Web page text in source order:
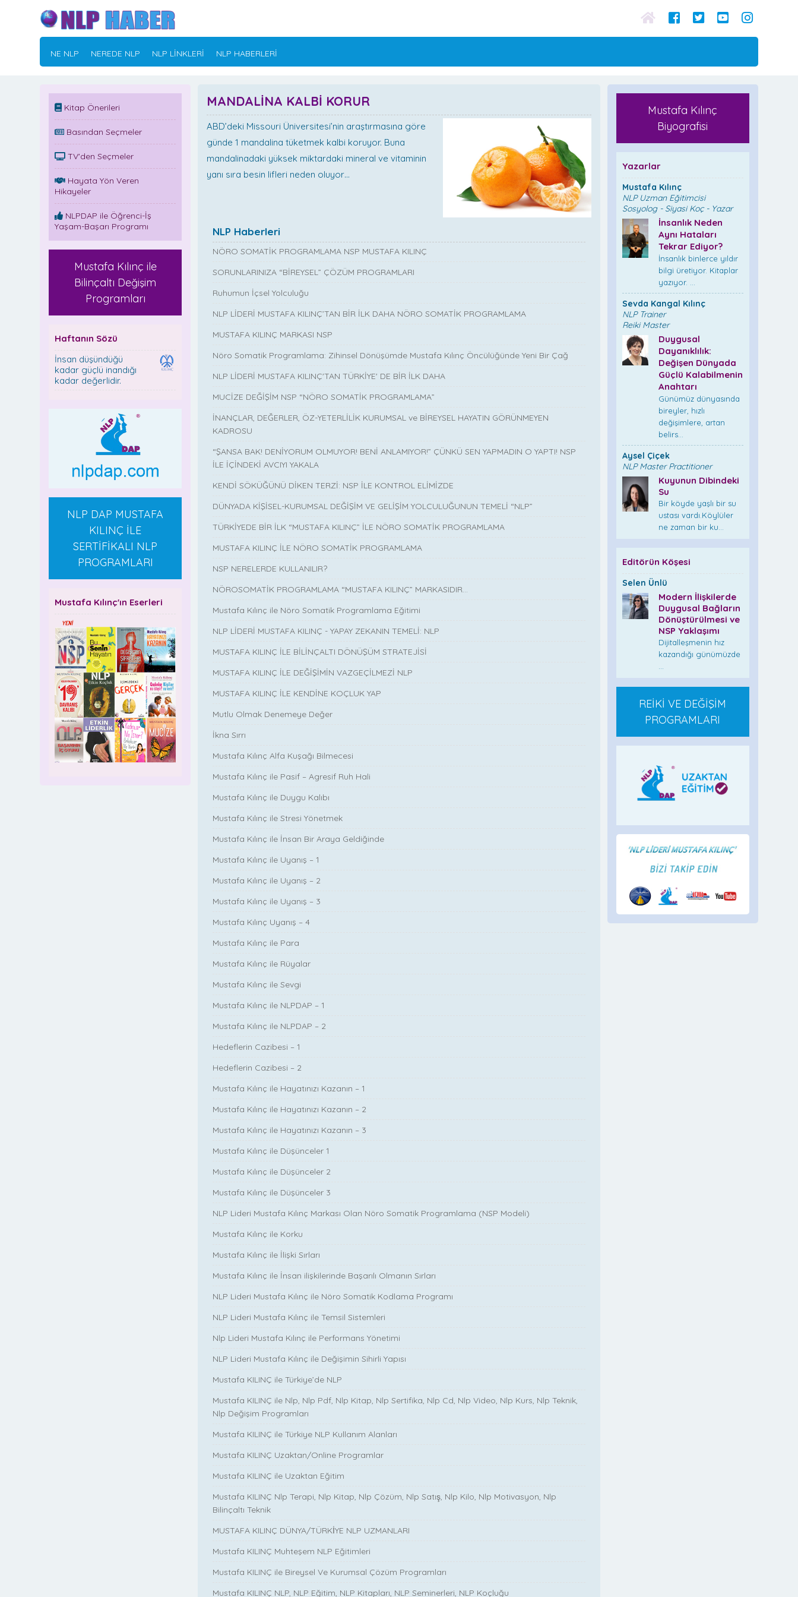
NE NLP NEREDE NLP NLP LİNKLERİ NLP HABERLERİ
Kitap Önerileri
Basından Seçmeler
TV'den Seçmeler
Hayata Yön Veren
Hikayeler
NLPDAP ile Öğrenci-İş
Yaşam-Başarı Programı
Mustafa Kılınç ile
Bilinçaltı Değişim
Programları
Haftanın Sözü
İnsan düşündüğü
kadar güçlü inandığı
kadar değerlidir.
NLP DAP MUSTAFA
KILINÇ İLE
SERTİFİKALI NLP
PROGRAMLARI
Mustafa Kılınç'ın Eserleri
MANDALİNA KALBİ KORUR
ABD’deki Missouri Üniversitesi’nin araştırmasına göre
günde 1 mandalina tüketmek kalbi koruyor. Buna
mandalinadaki yüksek miktardaki mineral ve vitaminin
yanı sıra besin lifleri neden oluyor…
NLP Haberleri
NÖRO SOMATİK PROGRAMLAMA NSP MUSTAFA KILINÇ
SORUNLARINIZA “BİREYSEL” ÇÖZÜM PROGRAMLARI
Ruhumun İçsel Yolculuğu
NLP LİDERİ MUSTAFA KILINÇ’TAN BİR İLK DAHA NÖRO SOMATİK PROGRAMLAMA
MUSTAFA KILINÇ MARKASI NSP
Nöro Somatik Programlama: Zihinsel Dönüşümde Mustafa Kılınç Öncülüğünde Yeni Bir Çağ
NLP LİDERİ MUSTAFA KILINÇ'TAN TÜRKİYE' DE BİR İLK DAHA
MUCİZE DEĞİŞİM NSP “NÖRO SOMATİK PROGRAMLAMA”
İNANÇLAR, DEĞERLER, ÖZ-YETERLİLİK KURUMSAL ve BİREYSEL HAYATIN GÖRÜNMEYEN
KADROSU
“ŞANSA BAK! DENİYORUM OLMUYOR! BENİ ANLAMIYOR!” ÇÜNKÜ SEN YAPMADIN O YAPTI! NSP
İLE İÇİNDEKİ AVCIYI YAKALA
KENDİ SÖKÜĞÜNÜ DİKEN TERZİ: NSP İLE KONTROL ELİMİZDE
DÜNYADA KİŞİSEL-KURUMSAL DEĞİŞİM VE GELİŞİM YOLCULUĞUNUN TEMELİ “NLP”
TÜRKİYEDE BİR İLK “MUSTAFA KILINÇ” İLE NÖRO SOMATİK PROGRAMLAMA
MUSTAFA KILINÇ İLE NÖRO SOMATİK PROGRAMLAMA
NSP NERELERDE KULLANILIR?
NÖROSOMATİK PROGRAMLAMA “MUSTAFA KILINÇ” MARKASIDIR…
Mustafa Kılınç ile Nöro Somatik Programlama Eğitimi
NLP LİDERİ MUSTAFA KILINÇ - YAPAY ZEKANIN TEMELİ: NLP
MUSTAFA KILINÇ İLE BİLİNÇALTI DÖNÜŞÜM STRATEJİSİ
MUSTAFA KILINÇ İLE DEĞİŞİMİN VAZGEÇİLMEZİ NLP
MUSTAFA KILINÇ İLE KENDİNE KOÇLUK YAP
Mutlu Olmak Denemeye Değer
İkna Sırrı
Mustafa Kılınç Alfa Kuşağı Bilmecesi
Mustafa Kılınç ile Pasif – Agresif Ruh Hali
Mustafa Kılınç ile Duygu Kalıbı
Mustafa Kılınç ile Stresi Yönetmek
Mustafa Kılınç ile İnsan Bir Araya Geldiğinde
Mustafa Kılınç ile Uyanış – 1
Mustafa Kılınç ile Uyanış – 2
Mustafa Kılınç ile Uyanış – 3
Mustafa Kılınç Uyanış – 4
Mustafa Kılınç ile Para
Mustafa Kılınç ile Rüyalar
Mustafa Kılınç ile Sevgi
Mustafa Kılınç ile NLPDAP – 1
Mustafa Kılınç ile NLPDAP – 2
Hedeflerin Cazibesi – 1
Hedeflerin Cazibesi – 2
Mustafa Kılınç ile Hayatınızı Kazanın – 1
Mustafa Kılınç ile Hayatınızı Kazanın – 2
Mustafa Kılınç ile Hayatınızı Kazanın – 3
Mustafa Kılınç ile Düşünceler 1
Mustafa Kılınç ile Düşünceler 2
Mustafa Kılınç ile Düşünceler 3
NLP Lideri Mustafa Kılınç Markası Olan Nöro Somatik Programlama (NSP Modeli)
Mustafa Kılınç ile Korku
Mustafa Kılınç ile İlişki Sırları
Mustafa Kılınç ile İnsan ilişkilerinde Başarılı Olmanın Sırları
NLP Lideri Mustafa Kılınç ile Nöro Somatik Kodlama Programı
NLP Lideri Mustafa Kılınç ile Temsil Sistemleri
Nlp Lideri Mustafa Kılınç ile Performans Yönetimi
NLP Lideri Mustafa Kılınç ile Değişimin Sihirli Yapısı
Mustafa KILINÇ ile Türkiye’de NLP
Mustafa KILINÇ ile Nlp, Nlp Pdf, Nlp Kitap, Nlp Sertifika, Nlp Cd, Nlp Video, Nlp Kurs, Nlp Teknik,
Nlp Değişim Programları
Mustafa KILINÇ ile Türkiye NLP Kullanım Alanları
Mustafa KILINÇ Uzaktan/Online Programlar
Mustafa KILINÇ ile Uzaktan Eğitim
Mustafa KILINÇ Nlp Terapi, Nlp Kitap, Nlp Çözüm, Nlp Satış, Nlp Kilo, Nlp Motivasyon, Nlp
Bilinçaltı Teknik
MUSTAFA KILINÇ DÜNYA/TÜRKİYE NLP UZMANLARI
Mustafa KILINÇ Muhteşem NLP Eğitimleri
Mustafa KILINÇ ile Bireysel Ve Kurumsal Çözüm Programları
Mustafa KILINÇ NLP, NLP Eğitim, NLP Kitapları, NLP Seminerleri, NLP Koçluğu
Mustafa Kılınç
Biyografisi
Yazarlar
Mustafa Kılınç
NLP Uzman Eğitimcisi
Sosyolog - Siyasi Koç - Yazar
İnsanlık Neden
Aynı Hataları
Tekrar Ediyor?
İnsanlık binlerce yıldır
bilgi üretiyor. Kitaplar
yazıyor. ...
Sevda Kangal Kılınç
NLP Trainer
Reiki Master
Duygusal
Dayanıklılık:
Değişen Dünyada
Güçlü Kalabilmenin
Anahtarı
Günümüz dünyasında
bireyler, hızlı
değişimlere, artan
belirs...
Aysel Çiçek
NLP Master Practitioner
Kuyunun Dibindeki
Su
Bir köyde yaşlı bir su
ustası vardı.Köylüler
ne zaman bir ku...
Editörün Köşesi
Selen Ünlü
Modern İlişkilerde
Duygusal Bağların
Dönüştürülmesi ve
NSP Yaklaşımı
Dijitalleşmenin hız
kazandığı günümüzde
...
REİKİ VE DEĞİŞİM
PROGRAMLARI